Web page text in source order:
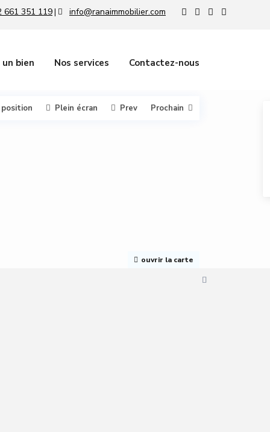
661 351 119| info@ranaimmobilier.com
bien Nos services Contactez-nous
ouvrir la carte
position Plein écran Prev Prochain